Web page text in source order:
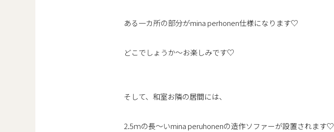
ある一カ所の部分がmina perhonen仕様になります♡
どこでしょうか～お楽しみです♡
そして、和室お隣の居間には、
2.5ｍの長～いmina peruhonenの造作ソファーが設置されます♡